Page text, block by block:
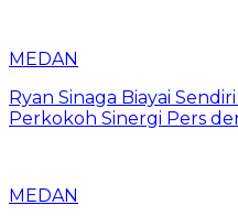
MEDAN
Ryan Sinaga Biayai
Perkokoh Sinergi Pers
MEDAN